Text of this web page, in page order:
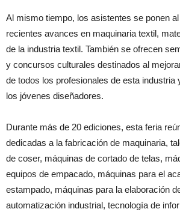
Al mismo tiempo, los asistentes se ponen
recientes avances en maquinaria textil,
de la industria textil. También se ofrecen
y concursos culturales destinados al
de todos los profesionales de esta industria
los jóvenes diseñadores.
Durante más de 20 ediciones, esta feria
dedicadas a la fabricación de maquinaria,
de coser, máquinas de cortado de telas,
equipos de empacado, máquinas para el
estampado, máquinas para la elaboración
automatización industrial, tecnología de